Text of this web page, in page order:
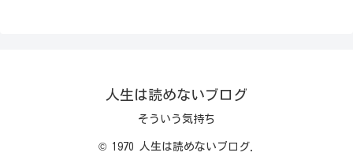
人生は読めないブログ
そういう気持ち
© 1970 人生は読めないブログ.